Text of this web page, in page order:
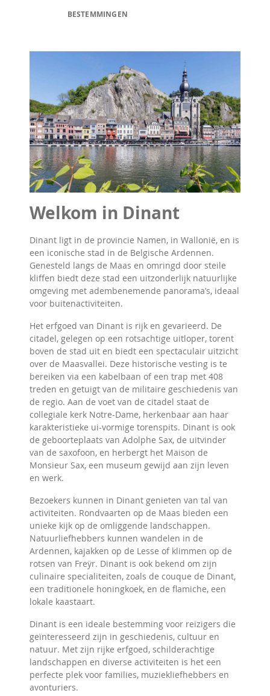
BESTEMMINGEN
Welkom in Dinant
Dinant ligt in de provincie Namen, in Wallonië, en is
een iconische stad in de Belgische Ardennen.
Genesteld langs de Maas en omringd door steile
kliffen biedt deze stad een uitzonderlijk natuurlijke
omgeving met adembenemende panorama’s, ideaal
voor buitenactiviteiten.
Het erfgoed van Dinant is rijk en gevarieerd. De
citadel, gelegen op een rotsachtige uitloper, torent
boven de stad uit en biedt een spectaculair uitzicht
over de Maasvallei. Deze historische vesting is te
bereiken via een kabelbaan of een trap met 408
treden en getuigt van de militaire geschiedenis van
de regio. Aan de voet van de citadel staat de
collegiale kerk Notre-Dame, herkenbaar aan haar
karakteristieke ui-vormige torenspits. Dinant is ook
de geboorteplaats van Adolphe Sax, de uitvinder
van de saxofoon, en herbergt het Maison de
Monsieur Sax, een museum gewijd aan zijn leven
en werk.
Bezoekers kunnen in Dinant genieten van tal van
activiteiten. Rondvaarten op de Maas bieden een
unieke kijk op de omliggende landschappen.
Natuurliefhebbers kunnen wandelen in de
Ardennen, kajakken op de Lesse of klimmen op de
rotsen van Freÿr. Dinant is ook bekend om zijn
culinaire specialiteiten, zoals de couque de Dinant,
een traditionele honingkoek, en de flamiche, een
lokale kaastaart.
Dinant is een ideale bestemming voor reizigers die
geïnteresseerd zijn in geschiedenis, cultuur en
natuur. Met zijn rijke erfgoed, schilderachtige
landschappen en diverse activiteiten is het een
perfecte plek voor families, muziekliefhebbers en
avonturiers.